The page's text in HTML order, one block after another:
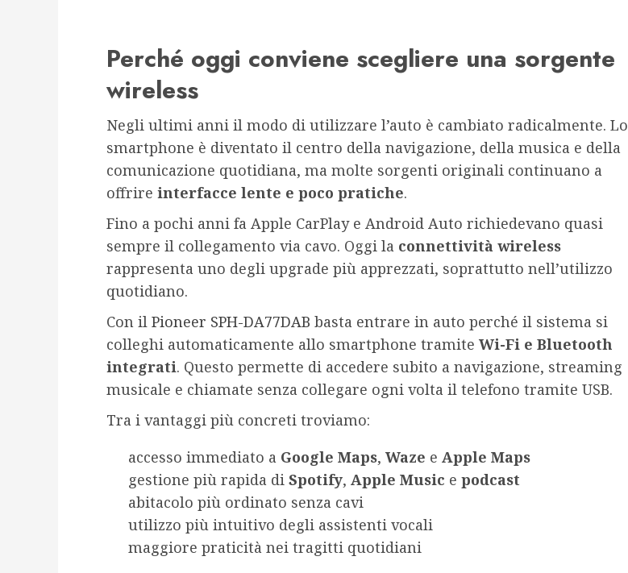
Perché oggi conviene scegliere una sorgente
wireless
Negli ultimi anni il modo di utilizzare l’auto è cambiato radicalmente. Lo
smartphone è diventato il centro della navigazione, della musica e della
comunicazione quotidiana, ma molte sorgenti originali continuano a
offrire interfacce lente e poco pratiche.
Fino a pochi anni fa Apple CarPlay e Android Auto richiedevano quasi
sempre il collegamento via cavo. Oggi la connettività wireless
rappresenta uno degli upgrade più apprezzati, soprattutto nell’utilizzo
quotidiano.
Con il Pioneer SPH-DA77DAB basta entrare in auto perché il sistema si
colleghi automaticamente allo smartphone tramite Wi-Fi e Bluetooth
integrati. Questo permette di accedere subito a navigazione, streaming
musicale e chiamate senza collegare ogni volta il telefono tramite USB.
Tra i vantaggi più concreti troviamo:
accesso immediato a Google Maps, Waze e Apple Maps
gestione più rapida di Spotify, Apple Music e podcast
abitacolo più ordinato senza cavi
utilizzo più intuitivo degli assistenti vocali
maggiore praticità nei tragitti quotidiani